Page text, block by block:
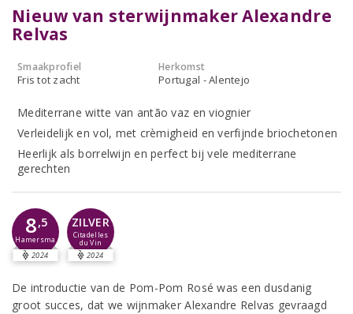
Nieuw van sterwijnmaker Alexandre
Relvas
Smaakprofiel
Fris tot zacht
Herkomst
Portugal - Alentejo
Mediterrane witte van antão vaz en viognier
Verleidelijk en vol, met crèmigheid en verfijnde briochetonen
Heerlijk als borrelwijn en perfect bij vele mediterrane
gerechten
8,5
Hamersma
2024
ZILVER
Citadelles
du Vin
2024
De introductie van de Pom-Pom Rosé was een dusdanig
groot succes, dat we wijnmaker Alexandre Relvas gevraagd